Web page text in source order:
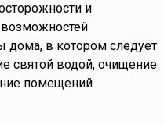
и
возможностей
дома, в котором следует
святой водой, очищение
помещений